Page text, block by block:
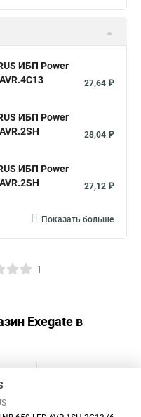
ИБП Power
27,64 ₽
ИБП Power
28,04 ₽
ИБП Power
27,12 ₽
Показать больше
1
Exegate в